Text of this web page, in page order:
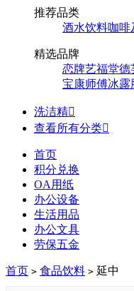
推荐品类
酒水饮料咖啡
精选品牌
恋牌艺福堂德
宝康师傅冰露
洗洁精
查看所有分类
首页
积分兑换
OA用纸
办公设备
生活用品
办公文具
劳保五金
首页 > 食品饮料 > 延中